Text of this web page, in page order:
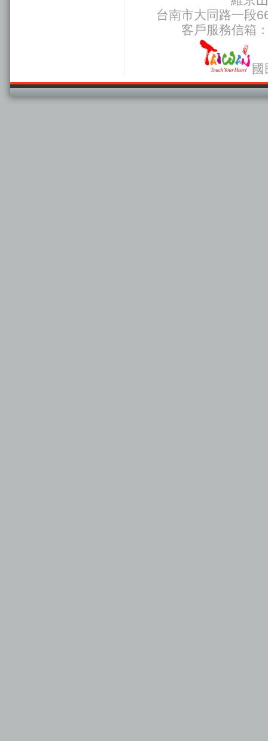
台南市大同路一段
客戶服務信箱
國